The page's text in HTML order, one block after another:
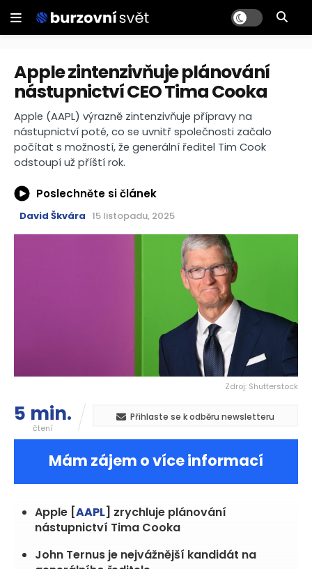
Apple zintenzivňuje plánování
nástupnictví CEO Tima Cooka
Apple (AAPL) výrazně zintenzivňuje přípravy na
nástupnictví poté, co se uvnitř společnosti začalo
počítat s možností, že generální ředitel Tim Cook
odstoupí už příští rok.
Poslechněte si článek
David Škvára 15 listopadu, 2025
Zdroj: Shutterstock
5 min.
čtení
Přihlaste se k odběru newsletteru
Mám zájem o více informací
Apple [AAPL] zrychluje plánování
nástupnictví Tima Cooka
John Ternus je nejvážnější kandidát na